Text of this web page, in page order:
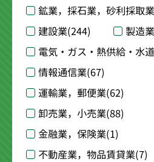
鉱業，採石業，砂利採取業
建設業(244) 製造業
電気・ガス・熱供給・水
情報通信業(67)
運輸業，郵便業(62)
卸売業，小売業(88)
金融業，保険業(1)
不動産業，物品賃貸業(7)